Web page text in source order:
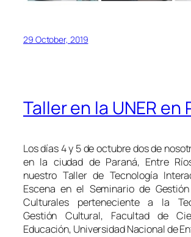
29 October, 2019
Taller en la UNER en
Los días 4 y 5 de octubre dos de
en la ciudad de Paraná, Entre
nuestro Taller de Tecnología
Escena en el Seminario de
Culturales perteneciente a la
Gestión Cultural, Facultad de
Educación, Universidad Nacional de